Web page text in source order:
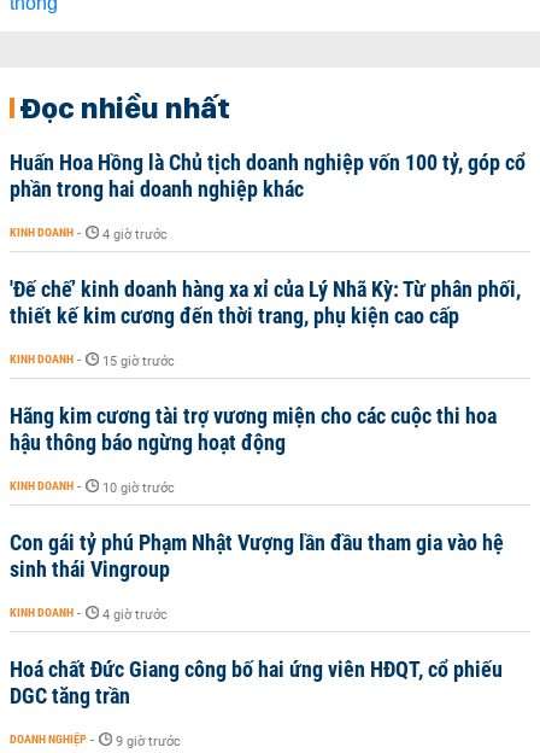
Đọc nhiều nhất
Huấn Hoa Hồng là Chủ tịch doanh nghiệp vốn 100 tỷ, góp cổ
phần trong hai doanh nghiệp khác
KINH DOANH - 4 giờ trước
'Đế chế’ kinh doanh hàng xa xỉ của Lý Nhã Kỳ: Từ phân phối,
thiết kế kim cương đến thời trang, phụ kiện cao cấp
KINH DOANH - 15 giờ trước
Hãng kim cương tài trợ vương miện cho các cuộc thi hoa
hậu thông báo ngừng hoạt động
KINH DOANH - 10 giờ trước
Con gái tỷ phú Phạm Nhật Vượng lần đầu tham gia vào hệ
sinh thái Vingroup
KINH DOANH - 4 giờ trước
Hoá chất Đức Giang công bố hai ứng viên HĐQT, cổ phiếu
DGC tăng trần
DOANH NGHIỆP - 9 giờ trước